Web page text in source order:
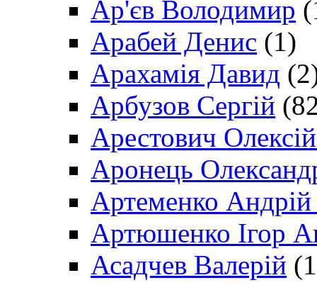
Ар'єв Володимир
Арабей Денис (1)
Арахамія Давид
Арбузов Сергій
Арестович
Аронець
Артеменко Андрій
Артюшенко Ігор
Асадчев Валерій